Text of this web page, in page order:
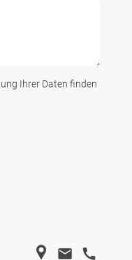
Ihrer Daten finden